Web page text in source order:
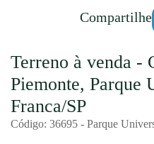
Compartilhe
Terreno à venda -
Piemonte, Parque
Franca/SP
Código: 36695 - Parque